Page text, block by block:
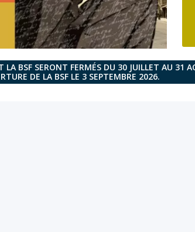
LA BSF SERONT FERMÉS DU 30 JUILLET AU 31
DE LA BSF LE 3 SEPTEMBRE 2026.